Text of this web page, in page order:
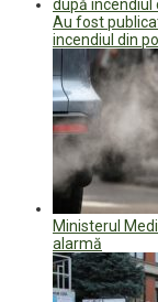
Au fost
incendiul din
Ministerul
alarmă